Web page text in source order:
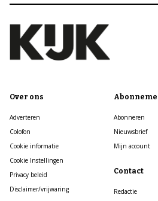
Over ons
Adverteren
Colofon
Cookie informatie
Cookie Instellingen
Privacy beleid
Disclaimer/vrijwaring
Abonneren
Nieuwsbrief
Mijn account
Contact
Redactie